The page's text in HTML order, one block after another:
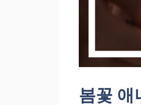
봄꽃 애